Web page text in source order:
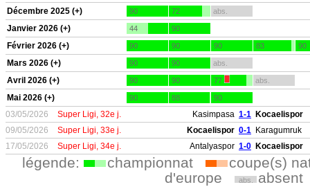
Décembre 2025 (+) 90 72 abs.
Janvier 2026 (+) 44 90
Février 2026 (+) 90 90 90 83 90
Mars 2026 (+) 90 90 abs.
Avril 2026 (+) 90 90 77 abs.
Mai 2026 (+) 90 88 90
03/05/2026 Super Ligi, 32e j. Kasimpasa 1-1 Kocaelispor
09/05/2026
Super Ligi, 33e j. Kocaelispor 0-1 Karagumruk
17/05/2026
Super Ligi, 34e j. Antalyaspor 1-0 Kocaelispor
légende: championnat
coupe(s)
d'europe
abs. absent